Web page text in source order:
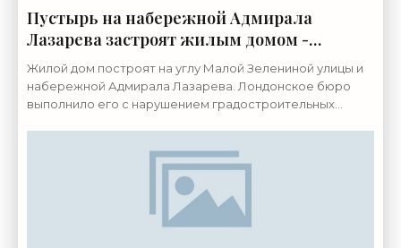
Пустырь на набережной Адмирала
Лазарева застроят жилым домом -
«Свежие новости строительства»
Жилой дом построят на углу Малой Зелениной улицы и
набережной Адмирала Лазарева. Лондонское бюро
выполнило его с нарушением градостроительных